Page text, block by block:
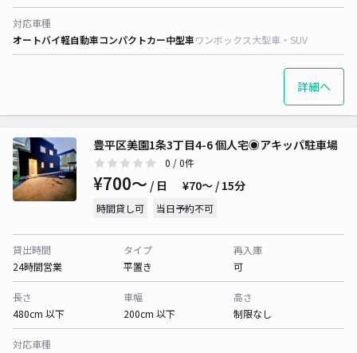
対応車種
オートバイ軽自動車コンパクトカー中型車ワンボックス大型車・SUV
詳細へ
豊平区美園1条3丁目4-6 個人宅◉アキッパ駐車場
0 / 0件
¥700〜 / 日 ¥70〜 / 15分
時間貸し可 当日予約不可
貸出時間
24時間営業
タイプ
平置き
再入庫
可
長さ
480cm 以下
車幅
200cm 以下
高さ
制限なし
対応車種